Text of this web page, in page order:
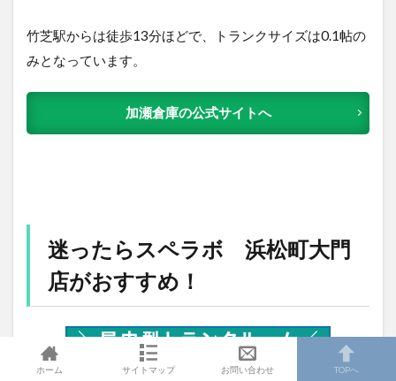
竹芝駅からは徒歩13分ほどで、トランクサイズは0.1帖の
みとなっています。
加瀬倉庫の公式サイトへ
迷ったらスペラボ 浜松町大門
店がおすすめ！
ホーム サイトマップ お問い合わせ TOPへ